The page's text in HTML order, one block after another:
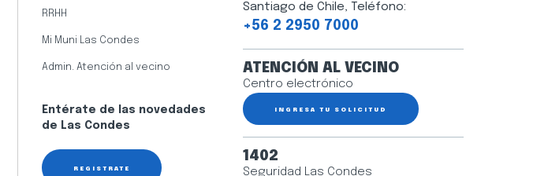
RRHH
Mi Muni Las Condes
Admin. Atención al vecino
Entérate de las novedades
de Las Condes
REGÍSTRATE
Santiago de Chile, Teléfono:
+56 2 2950 7000
ATENCIÓN AL VECINO
Centro electrónico
INGRESA TU SOLICITUD
1402
Seguridad Las Condes